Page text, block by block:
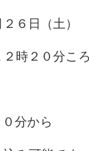
２６日（土
２時２０分こ
分から